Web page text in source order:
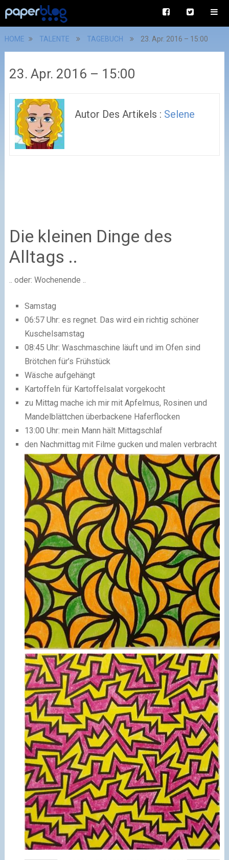
HOME TALENTE TAGEBUCH 23. Apr. 2016 – 15:00
23. Apr. 2016 – 15:00
Autor Des Artikels : Selene
Die kleinen Dinge des
Alltags ..
.. oder: Wochenende ..
Samstag
06:57 Uhr: es regnet. Das wird ein richtig schöner
Kuschelsamstag
08:45 Uhr: Waschmaschine läuft und im Ofen sind
Brötchen für’s Frühstück
Wäsche aufgehängt
Kartoffeln für Kartoffelsalat vorgekocht
zu Mittag mache ich mir mit Apfelmus, Rosinen und
Mandelblättchen überbackene Haferflocken
13:00 Uhr: mein Mann hält Mittagschlaf
den Nachmittag mit Filme gucken und malen verbracht